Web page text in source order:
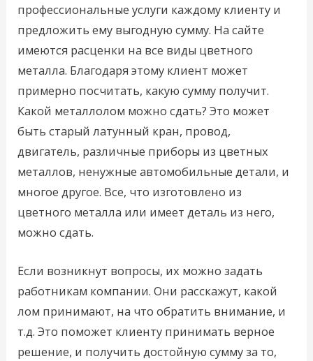
профессиональные услуги каждому клиенту и
предложить ему выгодную сумму. На сайте
имеются расценки на все виды цветного
металла. Благодаря этому клиент может
примерно посчитать, какую сумму получит.
Какой металлолом можно сдать? Это может
быть старый латунный кран, провод,
двигатель, различные приборы из цветных
металлов, ненужные автомобильные детали, и
многое другое. Все, что изготовлено из
цветного металла или имеет деталь из него,
можно сдать.
Если возникнут вопросы, их можно задать
работникам компании. Они расскажут, какой
лом принимают, на что обратить внимание, и
т.д. Это поможет клиенту принимать верное
решение, и получить достойную сумму за то,